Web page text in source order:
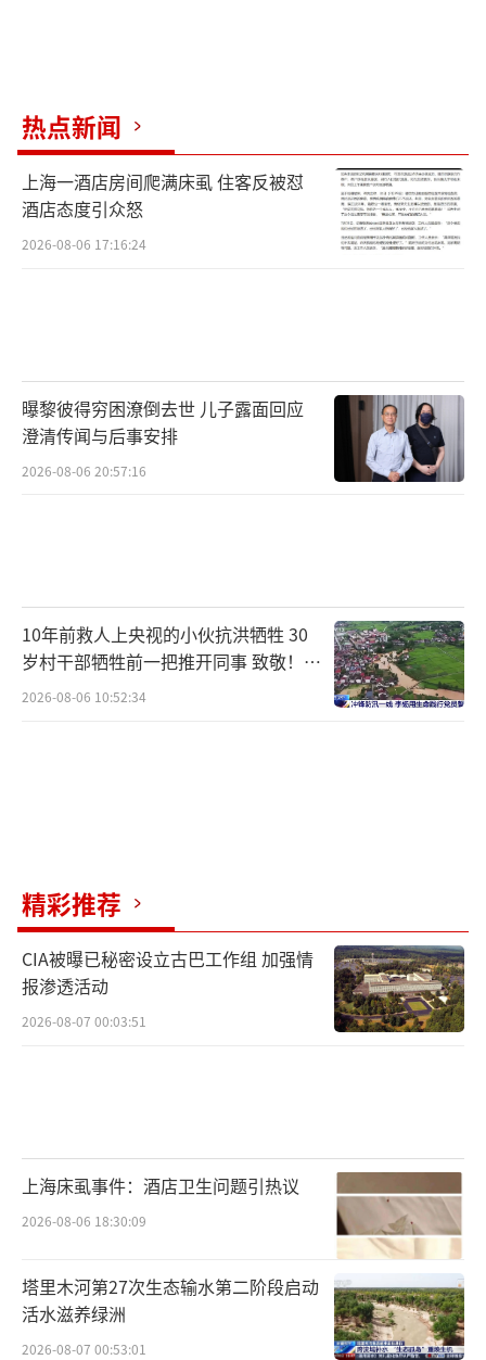
热点新闻
上海一酒店房间爬满床虱 住客反被怼
酒店态度引众怒
2026-08-06 17:16:24
曝黎彼得穷困潦倒去世 儿子露面回应
澄清传闻与后事安排
2026-08-06 20:57:16
10年前救人上央视的小伙抗洪牺牲 30
岁村干部牺牲前一把推开同事 致敬！送
别！
2026-08-06 10:52:34
精彩推荐
CIA被曝已秘密设立古巴工作组 加强情
报渗透活动
2026-08-07 00:03:51
上海床虱事件：酒店卫生问题引热议
2026-08-06 18:30:09
塔里木河第27次生态输水第二阶段启动
活水滋养绿洲
2026-08-07 00:53:01